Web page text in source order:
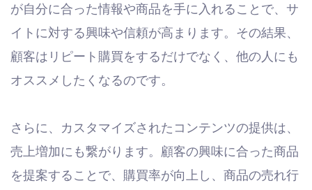
が自分に合った情報や商品を手に入れることで、サ
イトに対する興味や信頼が高まります。その結果、
顧客はリピート購買をするだけでなく、他の人にも
オススメしたくなるのです。
さらに、カスタマイズされたコンテンツの提供は、
売上増加にも繋がります。顧客の興味に合った商品
を提案することで、購買率が向上し、商品の売れ行